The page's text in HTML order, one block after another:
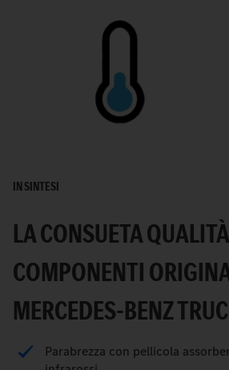
IN SINTESI
LA CONSUETA
COMPONENTI
MERCEDES-BENZ
Parabrezza con pellicola